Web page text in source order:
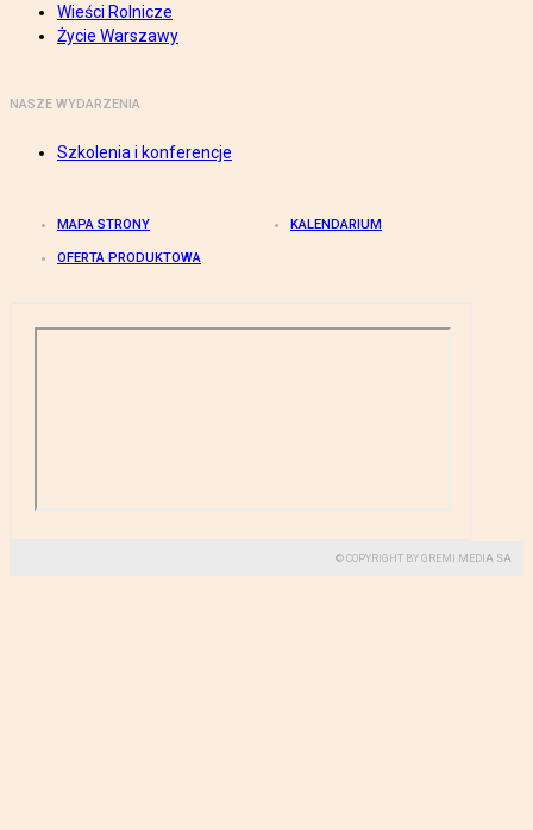
Wieści Rolnicze
Życie Warszawy
NASZE WYDARZENIA
Szkolenia i konferencje
MAPA STRONY KALENDARIUM
OFERTA PRODUKTOWA
© COPYRIGHT BY GREMI MEDIA SA